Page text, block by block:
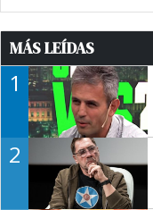
MÁS LEÍDAS
1
2